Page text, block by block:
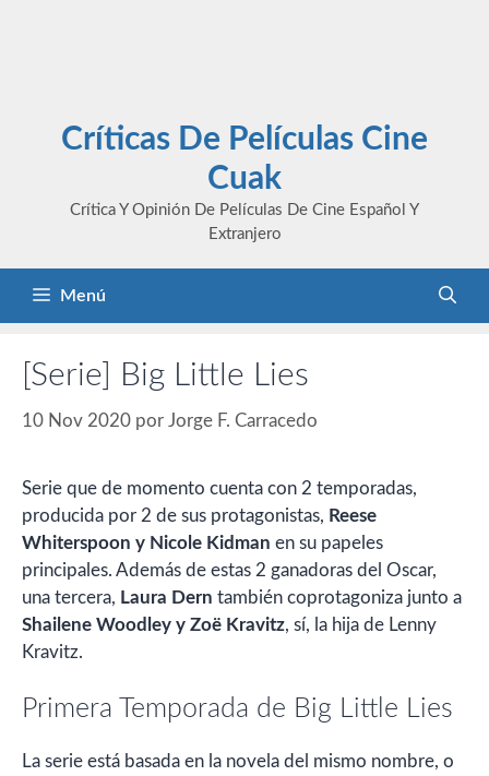
Críticas De Películas Cine
Cuak
Crítica Y Opinión De Películas De Cine Español Y
Extranjero
Menú
[Serie] Big Little Lies
10 Nov 2020 por Jorge F. Carracedo
Serie que de momento cuenta con 2 temporadas,
producida por 2 de sus protagonistas, Reese
Whiterspoon y Nicole Kidman en su papeles
principales. Además de estas 2 ganadoras del Oscar,
una tercera, Laura Dern también coprotagoniza junto a
Shailene Woodley y Zoë Kravitz, sí, la hija de Lenny
Kravitz.
Primera Temporada de Big Little Lies
La serie está basada en la novela del mismo nombre, o